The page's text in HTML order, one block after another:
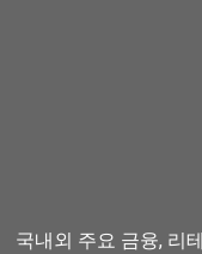
국내외 주요 금융, 리